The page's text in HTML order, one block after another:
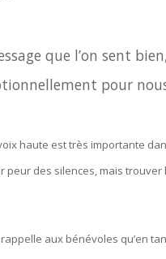
que l’on sent
pour
haute est très importante
des silences, mais
aux bénévoles qu’en